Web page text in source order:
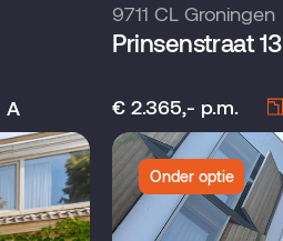
A
9711 CL Groningen
Prinsenstraat 13
€ 2.365,- p.m.
Onder optie